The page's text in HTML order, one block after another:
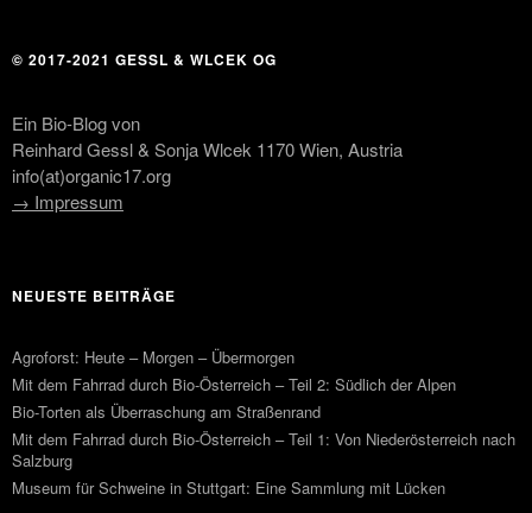
© 2017-2021 GESSL & WLCEK OG
Ein Bio-Blog von
Reinhard Gessl & Sonja Wlcek 1170 Wien, Austria
info(at)organic17.org
→ Impressum
NEUESTE BEITRÄGE
Agroforst: Heute – Morgen – Übermorgen
Mit dem Fahrrad durch Bio-Österreich – Teil 2: Südlich der Alpen
Bio-Torten als Überraschung am Straßenrand
Mit dem Fahrrad durch Bio-Österreich – Teil 1: Von Niederösterreich nach
Salzburg
Museum für Schweine in Stuttgart: Eine Sammlung mit Lücken